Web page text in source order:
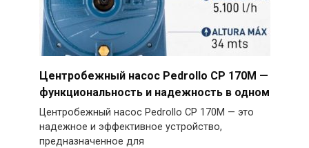
Центробежный насос Pedrollo CP 170M —
функциональность и надежность в одном
Центробежный насос Pedrollo CP 170M — это
надежное и эффективное устройство,
предназначенное для